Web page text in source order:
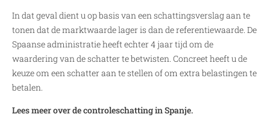
In dat geval dient u op basis van een schattingsverslag aan te
tonen dat de marktwaarde lager is dan de referentiewaarde. De
Spaanse administratie heeft echter 4 jaar tijd om de
waardering van de schatter te betwisten. Concreet heeft u de
keuze om een schatter aan te stellen of om extra belastingen te
betalen.
Lees meer over de controleschatting in Spanje.